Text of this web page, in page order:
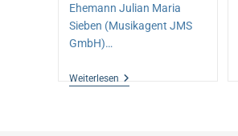
Ehemann Julian Maria
Sieben (Musikagent JMS
GmbH)…
WeiterlesenNadine